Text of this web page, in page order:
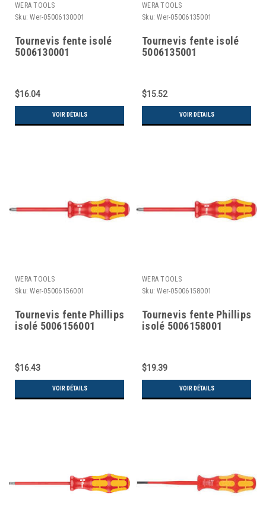
WERA TOOLS
Sku: Wer-05006130001
Tournevis fente isolé
5006130001
$16.04
VOIR DÉTAILS
WERA TOOLS
Sku: Wer-05006135001
Tournevis fente isolé
5006135001
$15.52
VOIR DÉTAILS
WERA TOOLS
Sku: Wer-05006156001
Tournevis fente Phillips
isolé 5006156001
$16.43
VOIR DÉTAILS
WERA TOOLS
Sku: Wer-05006158001
Tournevis fente Phillips
isolé 5006158001
$19.39
VOIR DÉTAILS